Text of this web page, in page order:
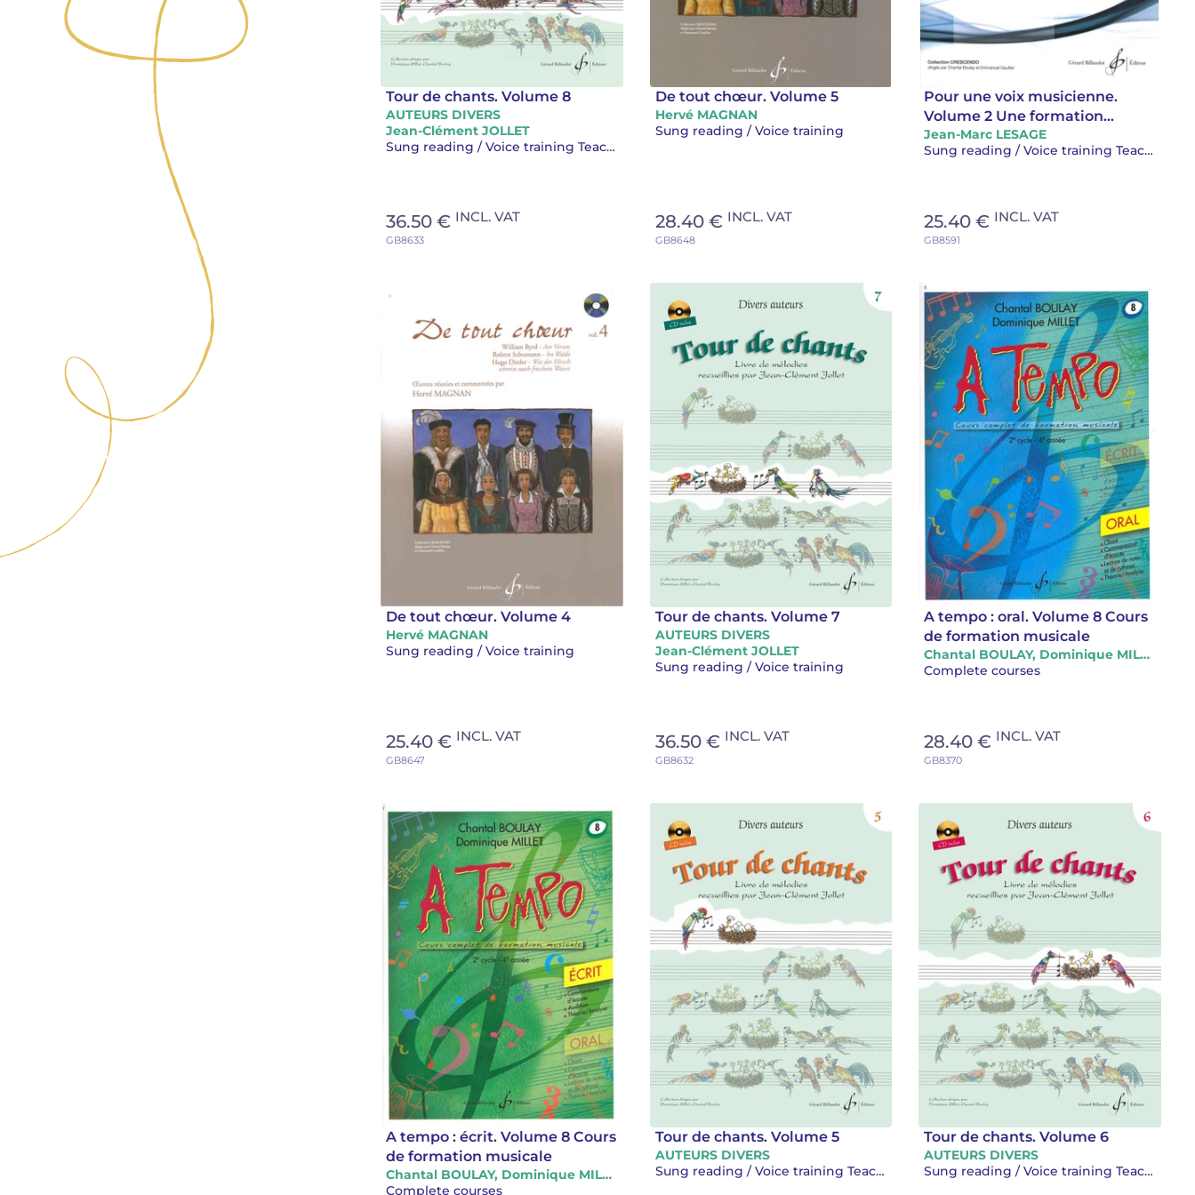
Tour de chants. Volume 8
AUTEURS DIVERS
Jean-Clément JOLLET
Sung reading / Voice training Teaching
36.50 € INCL. VAT
GB8633
De tout chœur. Volume 5
Hervé MAGNAN
Sung reading / Voice training
28.40 € INCL. VAT
GB8648
Pour une voix musicienne.
Volume 2 Une formation
musicale adaptée au chant
Jean-Marc LESAGE
Sung reading / Voice training Teaching
25.40 € INCL. VAT
GB8591
De tout chœur. Volume 4
Hervé MAGNAN
Sung reading / Voice training
25.40 € INCL. VAT
GB8647
Tour de chants. Volume 7
AUTEURS DIVERS
Jean-Clément JOLLET
Sung reading / Voice training
36.50 € INCL. VAT
GB8632
A tempo : oral. Volume 8 Cours
de formation musicale
Chantal BOULAY, Dominique MILLET
Complete courses
28.40 € INCL. VAT
GB8370
A tempo : écrit. Volume 8 Cours
de formation musicale
Chantal BOULAY, Dominique MILLET
Complete courses
Tour de chants. Volume 5
AUTEURS DIVERS
Sung reading / Voice training Teaching
Tour de chants. Volume 6
AUTEURS DIVERS
Sung reading / Voice training Teaching